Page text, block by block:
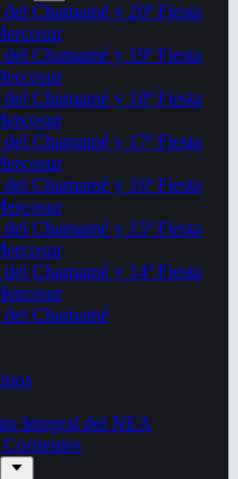
Chamamé y 20ª Fiesta
Chamamé y 19ª Fiesta
Chamamé y 18ª Fiesta
Chamamé y 17ª Fiesta
Chamamé y 16ª Fiesta
Chamamé y 15ª Fiesta
Chamamé y 14ª Fiesta
del Chamamé
Integral del NEA